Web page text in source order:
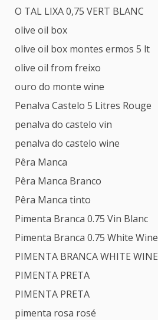
O TAL LIXA 0,75 VERT BLANC
olive oil box
olive oil box montes ermos 5 lt
olive oil from freixo
ouro do monte wine
Penalva Castelo 5 Litres Rouge
penalva do castelo vin
penalva do castelo wine
Pêra Manca
Pêra Manca Branco
Pêra Manca tinto
Pimenta Branca 0.75 Vin Blanc
Pimenta Branca 0.75 White Wine
PIMENTA BRANCA WHITE WINE
PIMENTA PRETA
PIMENTA PRETA
pimenta rosa rosé